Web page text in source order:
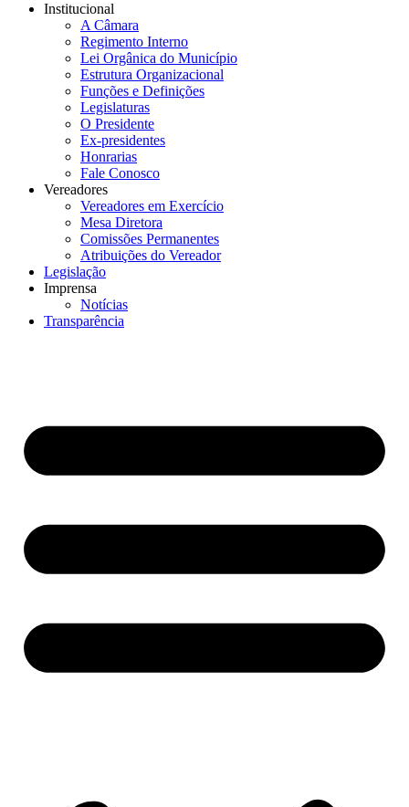
Institucional
A Câmara
Regimento Interno
Lei Orgânica do Município
Estrutura Organizacional
Funções e Definições
Legislaturas
O Presidente
Ex-presidentes
Honrarias
Fale Conosco
Vereadores
Vereadores em Exercício
Mesa Diretora
Comissões Permanentes
Atribuições do Vereador
Legislação
Imprensa
Notícias
Transparência